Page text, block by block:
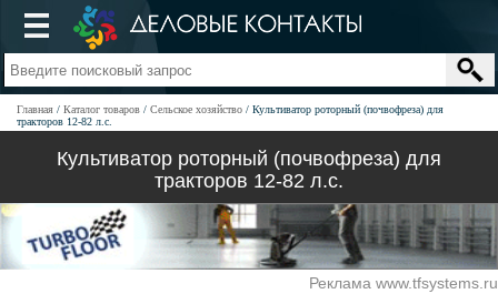
Главная Каталог товаров Сельское хозяйство
Культиватор роторный (почвофреза) для
тракторов 12-82 л.с.
Культиватор роторный (почвофреза) для
тракторов 12-82 л.с.
Реклама www.tfsystems.ru